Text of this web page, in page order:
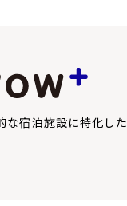
な宿泊施設に特化した